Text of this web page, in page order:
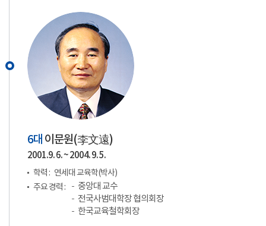
6대 이문원(李文遠)
2001.9. 6. ~ 2004. 9. 5.
학력 : 연세대 교육학(박사)
주요 경력 :
중앙대 교수
전국사범대학장 협의회장
한국교육철학회장